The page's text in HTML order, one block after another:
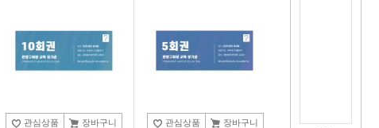
관심상품 장바구니 관심상품 장바구니